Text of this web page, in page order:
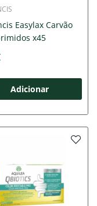
Easylax Carvão
x45
Adicionar